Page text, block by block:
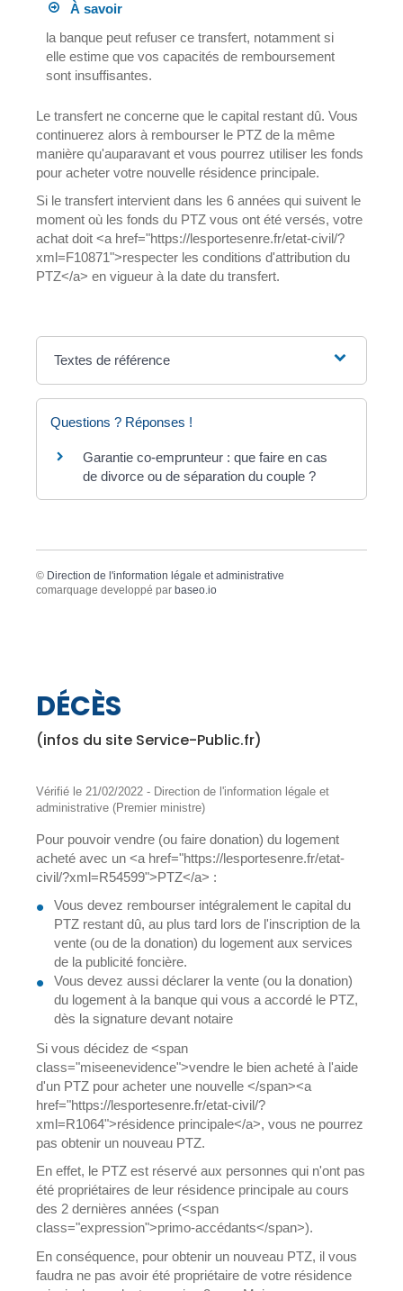
À savoir
la banque peut refuser ce transfert, notamment si
elle estime que vos capacités de remboursement
sont insuffisantes.
Le transfert ne concerne que le capital restant dû. Vous
continuerez alors à rembourser le PTZ de la même
manière qu'auparavant et vous pourrez utiliser les fonds
pour acheter votre nouvelle résidence principale.
Si le transfert intervient dans les 6 années qui suivent le
moment où les fonds du PTZ vous ont été versés, votre
achat doit <a href="https://lesportesenre.fr/etat-civil/?
xml=F10871">respecter les conditions d'attribution du
PTZ</a> en vigueur à la date du transfert.
Textes de référence
Questions ? Réponses !
Garantie co-emprunteur : que faire en cas
de divorce ou de séparation du couple ?
© Direction de l'information légale et administrative
comarquage developpé par baseo.io
DÉCÈS
(infos du site Service-Public.fr)
Vérifié le 21/02/2022 - Direction de l'information légale et
administrative (Premier ministre)
Pour pouvoir vendre (ou faire donation) du logement
acheté avec un <a href="https://lesportesenre.fr/etat-
civil/?xml=R54599">PTZ</a> :
Vous devez rembourser intégralement le capital du
PTZ restant dû, au plus tard lors de l'inscription de la
vente (ou de la donation) du logement aux services
de la publicité foncière.
Vous devez aussi déclarer la vente (ou la donation)
du logement à la banque qui vous a accordé le PTZ,
dès la signature devant notaire
Si vous décidez de <span
class="miseenevidence">vendre le bien acheté à l'aide
d'un PTZ pour acheter une nouvelle </span><a
href="https://lesportesenre.fr/etat-civil/?
xml=R1064">résidence principale</a>, vous ne pourrez
pas obtenir un nouveau PTZ.
En effet, le PTZ est réservé aux personnes qui n'ont pas
été propriétaires de leur résidence principale au cours
des 2 dernières années (<span
class="expression">primo-accédants</span>).
En conséquence, pour obtenir un nouveau PTZ, il vous
faudra ne pas avoir été propriétaire de votre résidence